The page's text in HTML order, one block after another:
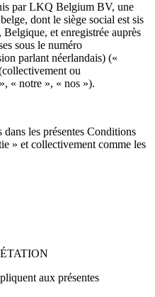
par LKQ Belgium BV, une
dont le siège social est sis
et enregistrée auprès
sous le numéro
parlant néerlandais) («
ou
« notre », « nos »).
les présentes Conditions
» et collectivement comme les
aux présentes